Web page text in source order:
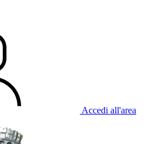
Accedi all'area